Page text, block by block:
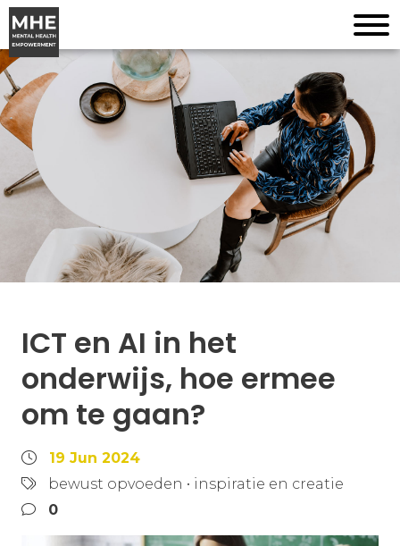
ICT en AI in het
onderwijs, hoe ermee
om te gaan?
19 Jun 2024
bewust opvoeden • inspiratie en creatie
0